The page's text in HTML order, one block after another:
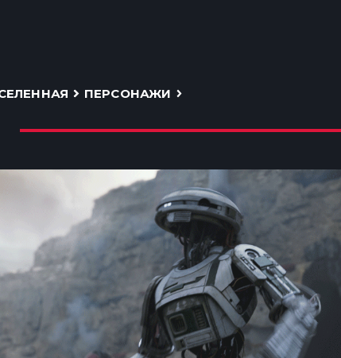
ПЕРСОНАЖИ